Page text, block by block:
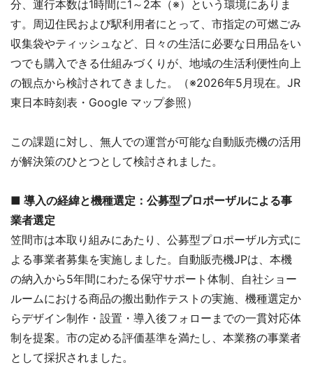
分、運行本数は1時間に1～2本（※）という環境にありま
す。周辺住民および駅利用者にとって、市指定の可燃ごみ
収集袋やティッシュなど、日々の生活に必要な日用品をい
つでも購入できる仕組みづくりが、地域の生活利便性向上
の観点から検討されてきました。（※2026年5月現在。JR
東日本時刻表・Google マップ参照）
この課題に対し、無人での運営が可能な自動販売機の活用
が解決策のひとつとして検討されました。
■ 導入の経緯と機種選定：公募型プロポーザルによる事
業者選定
笠間市は本取り組みにあたり、公募型プロポーザル方式に
よる事業者募集を実施しました。自動販売機JPは、本機
の納入から5年間にわたる保守サポート体制、自社ショー
ルームにおける商品の搬出動作テストの実施、機種選定か
らデザイン制作・設置・導入後フォローまでの一貫対応体
制を提案。市の定める評価基準を満たし、本業務の事業者
として採択されました。